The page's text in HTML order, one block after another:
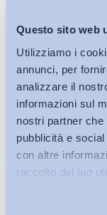
Questo sito web
Utilizziamo i
annunci, per
analizzare il
informazioni sul
nostri partner
pubblicità e
con altre
raccolto dal tuo
Iscriviti